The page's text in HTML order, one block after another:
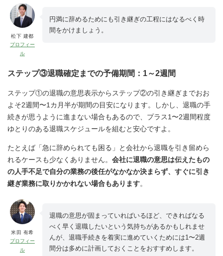
松下 建都
プロフィー
ル
円満に辞めるためにも引き継ぎの工程にはなるべく時
間をかけましょう。
ステップ③退職確定までの予備期間：1～2週間
ステップ①の退職の意思表示からステップ②の引き継ぎまでおお
よそ2週間〜1カ月半が期間の目安になります。しかし、退職の手
続きが思うように進まない場合もあるので、プラス1〜2週間程度
ゆとりのある退職スケジュールを組むと安心ですよ。
たとえば「急に辞められても困る」と会社から退職を引き留めら
れるケースも少なくありません。 会社に退職の意思は伝えたもの
の人手不足で自分の業務の後任がなかなか決まらず、すぐに引き
継ぎ業務に取りかかれない場合もあります。
米田 有希
プロフィー
ル
退職の意思が固まっていればいるほど、できればなる
べく早く退職したいという気持ちがあるかもしれませ
んが、退職手続きを着実に進めていくためには1〜2週
間分は多めに計画しておくことをおすすめします。